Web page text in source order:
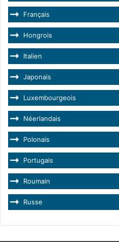
Français
Hongrois
Italien
Japonais
Luxembourgeois
Néerlandais
Polonais
Portugais
Roumain
Russe